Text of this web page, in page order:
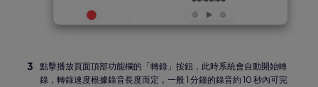
點擊播放頁面頂部功能欄的「轉錄」按鈕，此時系統會自動開始轉
錄，轉錄速度根據錄音長度而定，一般 1 分鐘的錄音約 10 秒內可完